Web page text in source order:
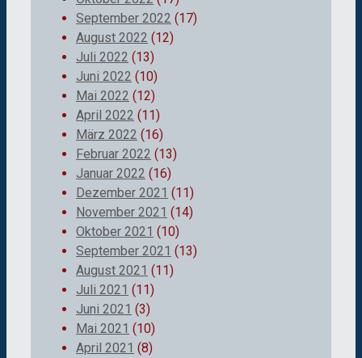
September 2022 (17)
August 2022 (12)
Juli 2022 (13)
Juni 2022 (10)
Mai 2022 (12)
April 2022 (11)
März 2022 (16)
Februar 2022 (13)
Januar 2022 (16)
Dezember 2021 (11)
November 2021 (14)
Oktober 2021 (10)
September 2021 (13)
August 2021 (11)
Juli 2021 (11)
Juni 2021 (3)
Mai 2021 (10)
April 2021 (8)